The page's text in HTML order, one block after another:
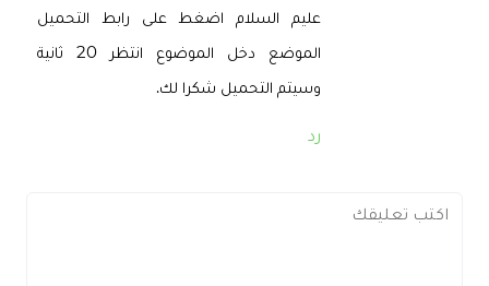
عليم السلام اضغط على رابط التحميل
الموضع دخل الموضوع انتظر 20 ثانية
وسيتم التحميل شكرا لك.
رد